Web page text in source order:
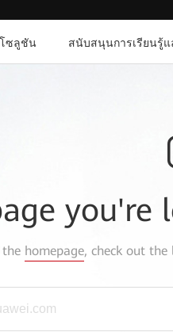
ซลูชัน สนับสนุนการเรียนรู้แ
the homepage, check out the